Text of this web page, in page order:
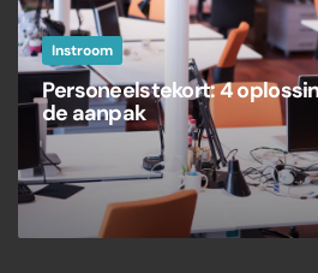
Instroom
Personeelstekort: 4
de aanpak